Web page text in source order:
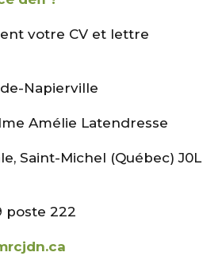
votre CV et lettre
Napierville
Amélie Latendresse
Saint-Michel (Québec) J0L
poste 222